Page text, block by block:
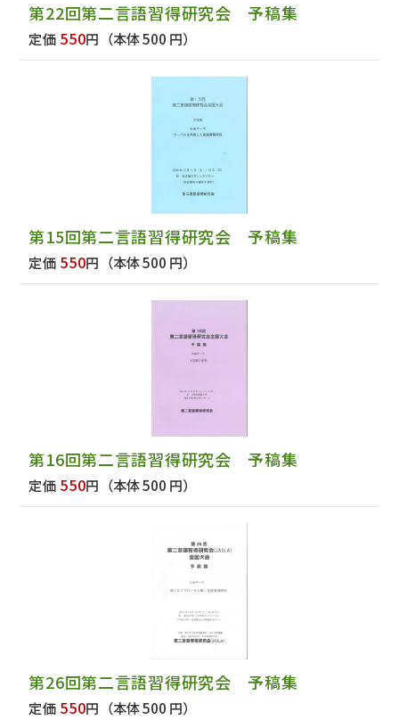
第22回第二言語習得研究会 予稿集
定価 550円 （本体 500 円）
第15回第二言語習得研究会 予稿集
定価 550円 （本体 500 円）
第16回第二言語習得研究会 予稿集
定価 550円 （本体 500 円）
第26回第二言語習得研究会 予稿集
定価 550円 （本体 500 円）